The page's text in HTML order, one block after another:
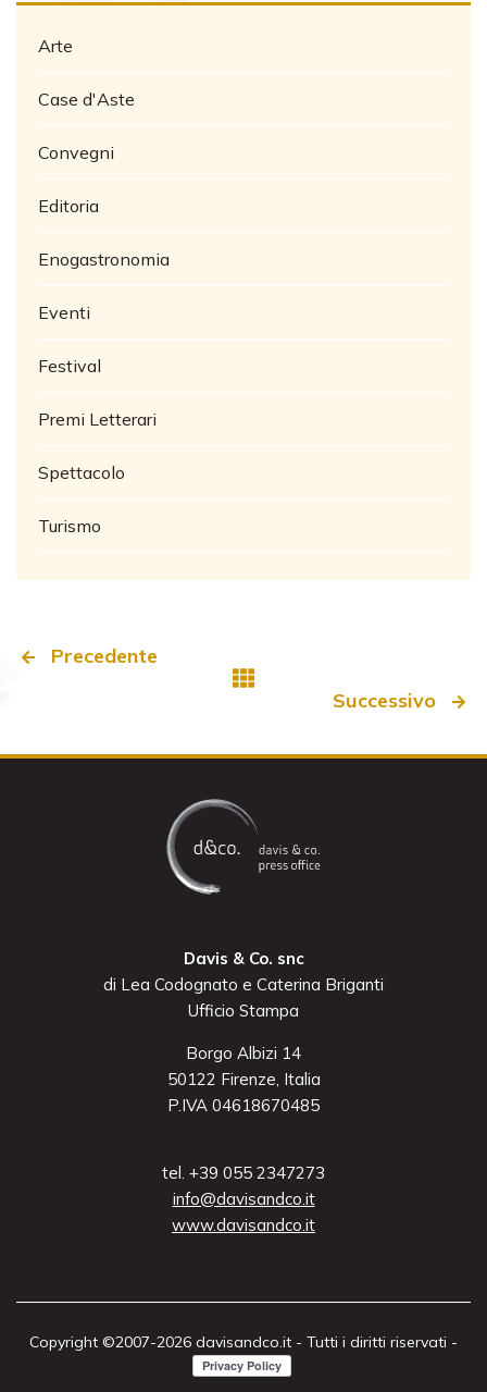
Arte
Case d'Aste
Convegni
Editoria
Enogastronomia
Eventi
Festival
Premi Letterari
Spettacolo
Turismo
Precedente
Successivo
Davis & Co. snc
di Lea Codognato e Caterina Briganti
Ufficio Stampa
Borgo Albizi 14
50122 Firenze, Italia
P.IVA 04618670485
tel. +39 055 2347273
info@davisandco.it
www.davisandco.it
Copyright ©2007-2026 davisandco.it - Tutti i diritti riservati -